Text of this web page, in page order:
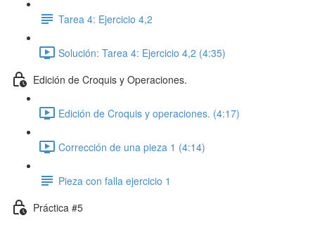
Tarea 4: Ejercicio 4,2
Solución: Tarea 4: Ejercicio 4,2 (4:35)
Edición de Croquis y Operaciones.
Edición de Croquis y operaciones. (4:17)
Corrección de una pieza 1 (4:14)
Pieza con falla ejercicio 1
Práctica #5